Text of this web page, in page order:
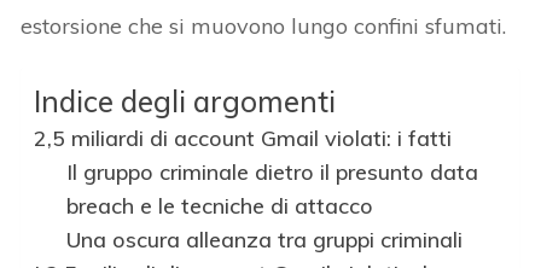
estorsione che si muovono lungo confini sfumati.
Indice degli argomenti
2,5 miliardi di account Gmail violati: i fatti
Il gruppo criminale dietro il presunto data
breach e le tecniche di attacco
Una oscura alleanza tra gruppi criminali